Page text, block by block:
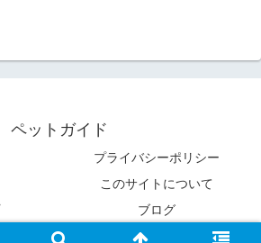
ペットガイド
プライバシーポリシー
このサイトについて
ブログ